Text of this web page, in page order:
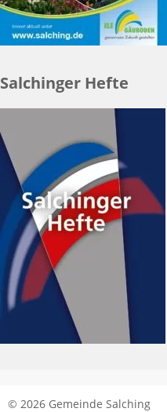
Salchinger Hefte
© 2026 Gemeinde Salching